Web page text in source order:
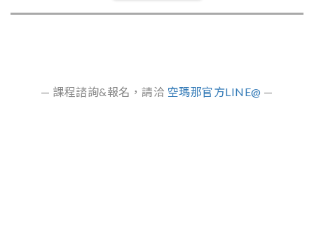
— 課程諮詢&報名，請洽 空瑪那官方LINE@ —